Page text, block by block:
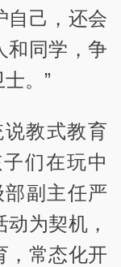
自己，还会
和同学，争
。”
教式教育
们在玩中
副主任严
为契机，
，常态化开